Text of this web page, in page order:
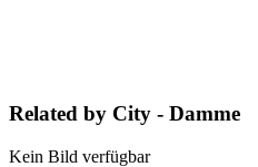
Related by City - Damme
Kein Bild verfügbar